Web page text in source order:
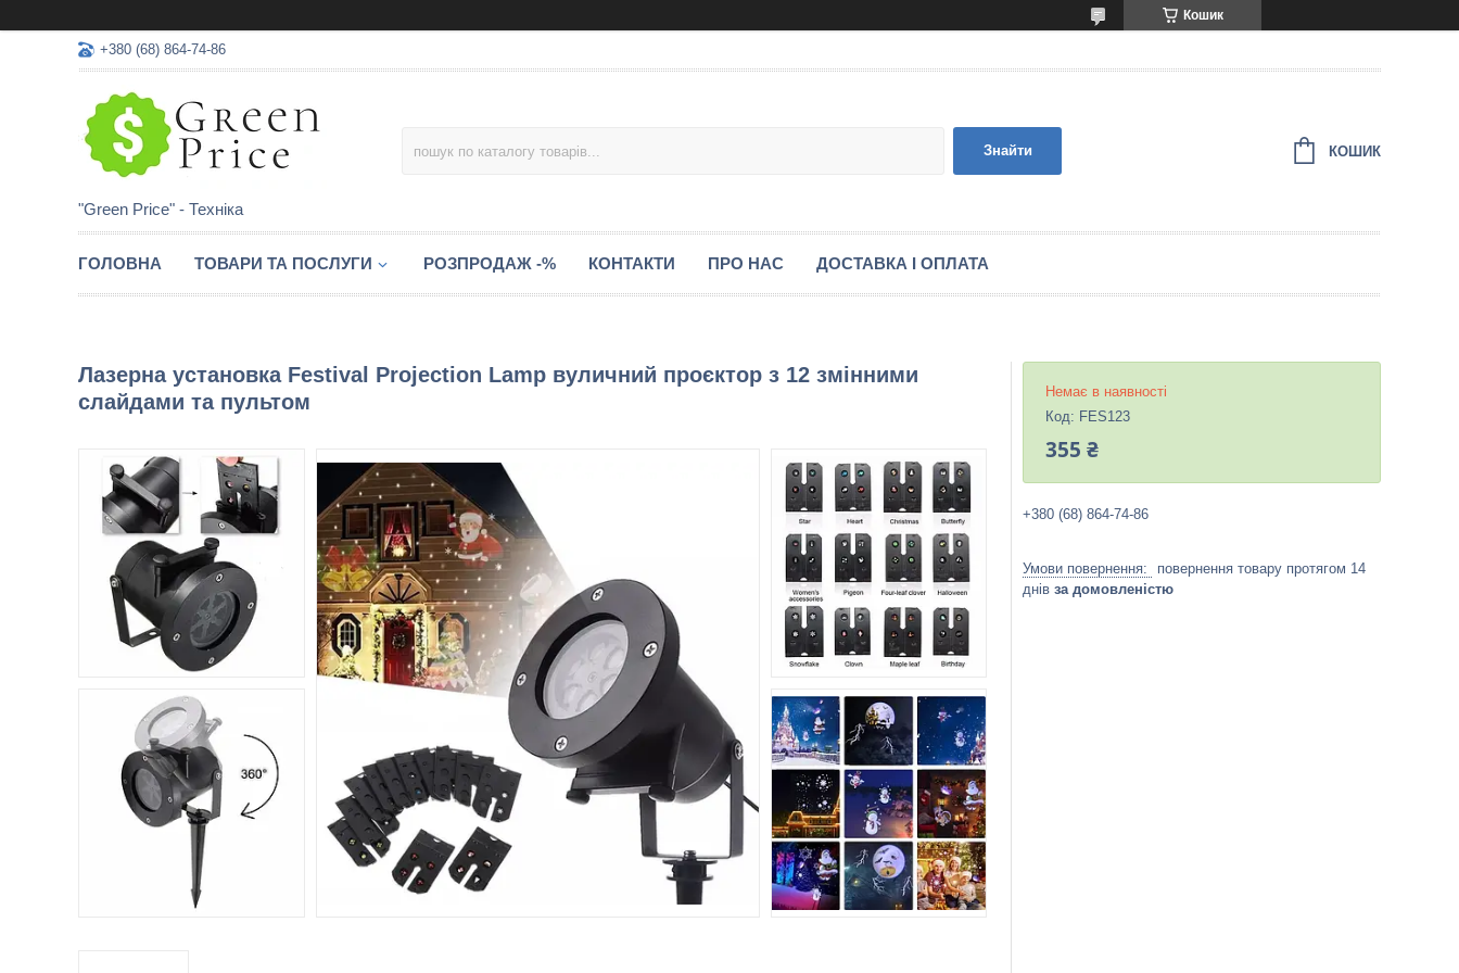
Кошик
+380 (68) 864-74-86
"Green Price" - Техніка
Знайти КОШИК
ГОЛОВНА ТОВАРИ ТА ПОСЛУГИ РОЗПРОДАЖ -% КОНТАКТИ ПРО НАС ДОСТАВКА І ОПЛАТА
Лазерна установка Festival Projection Lamp вуличний проєктор з 12 змінними
слайдами та пультом
Немає в наявності
Код: FES123
355 ₴
+380 (68) 864-74-86
повернення товару протягом 14
днів за домовленістю